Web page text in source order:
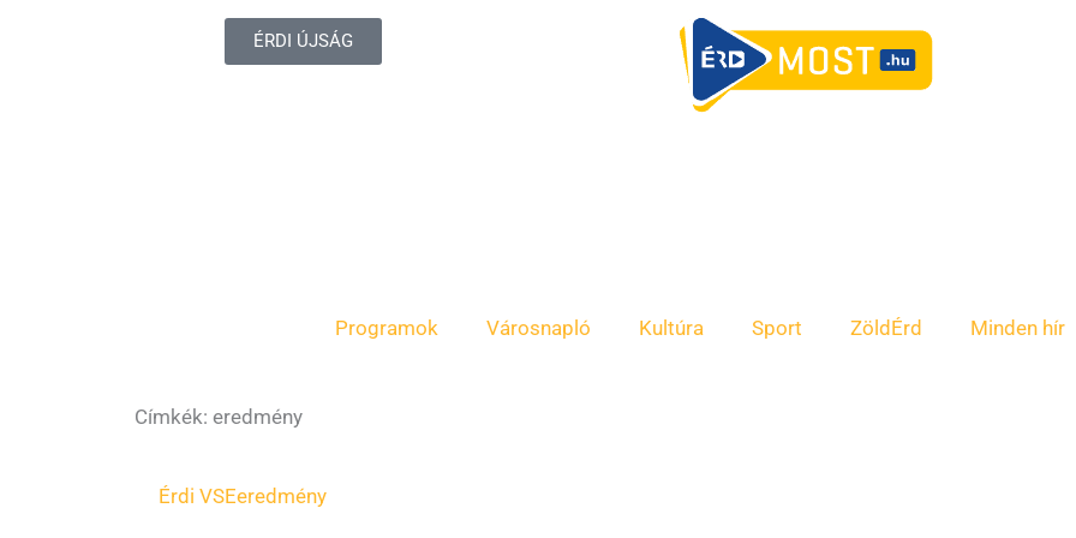
ÉRDI ÚJSÁG
Programok Városnapló Kultúra Sport ZöldÉrd Minden hír
Címkék: eredmény
Érdi VSEeredmény